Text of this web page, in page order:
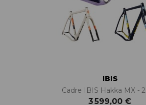
IBIS
Cadre IBIS Hakka MX -
3 599,00 €